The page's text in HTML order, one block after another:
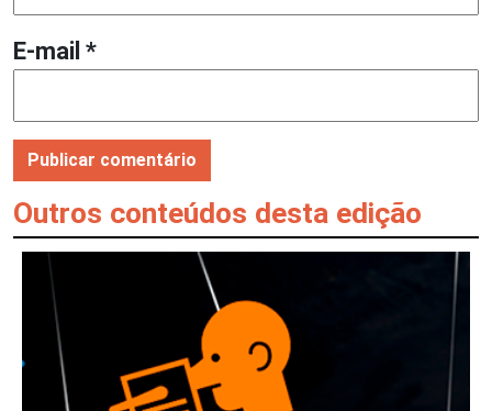
E-mail *
Outros conteúdos desta edição